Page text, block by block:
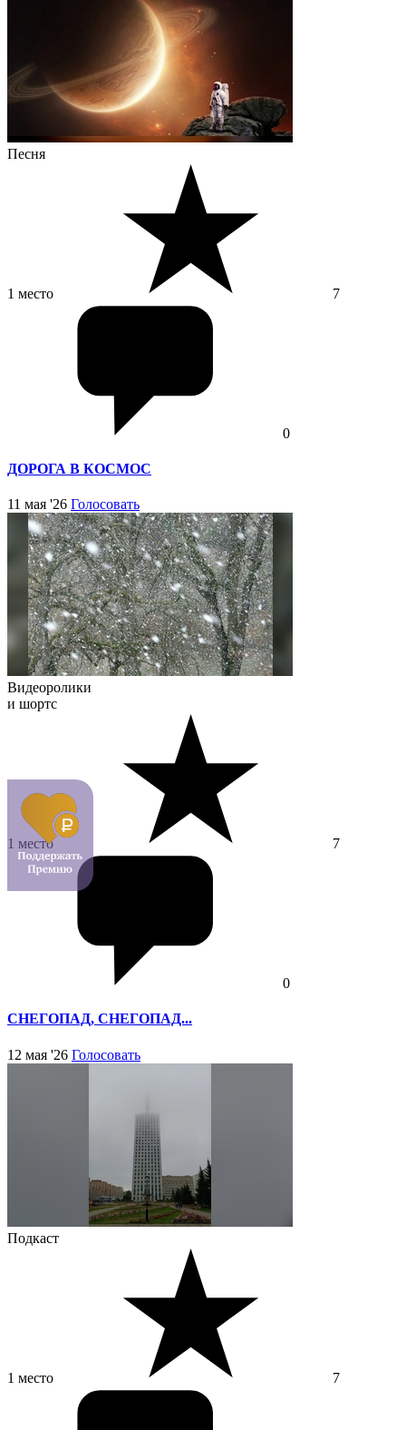
Песня
1 место 7
0
ДОРОГА В КОСМОС
11 мая '26 Голосовать
Видеоролики
и шортс
1 место 7
0
СНЕГОПАД, СНЕГОПАД...
12 мая '26 Голосовать
Подкаст
1 место 7